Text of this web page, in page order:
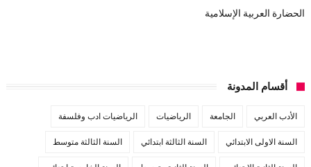
الحضارة العربية الإسلامية
أقسام المدونة
الأدب العربي الجامعة الرياضيات الرياضيات ادب وفلسفة
السنة الاولى الابتدائي السنة الثالثة ابتدائي السنة الثالثة متوسط